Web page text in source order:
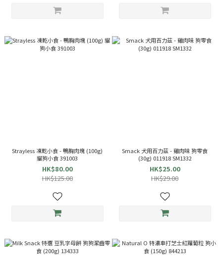
Strayless 凍乾小食 - 鴨胸肉塊 (100g)
貓狗小食 391003
HK$80.00
HK$125.00
Smack 犬用百力茲 - 雞肉味 狗零食
(30g) 011918 SM1332
HK$25.00
HK$29.00